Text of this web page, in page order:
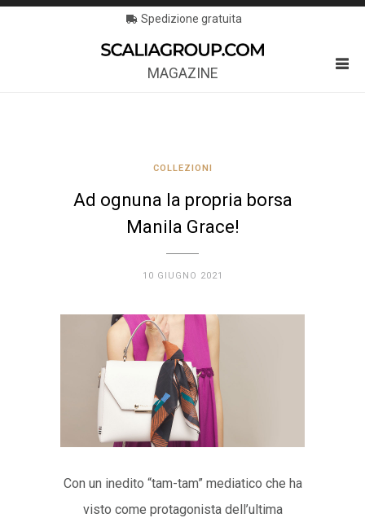
Spedizione gratuita
MAGAZINE
COLLEZIONI
Ad ognuna la propria borsa
Manila Grace!
10 GIUGNO 2021
Con un inedito “tam-tam” mediatico che ha
visto come protagonista dell’ultima